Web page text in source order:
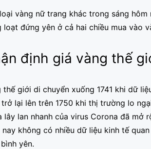
vàng nữ trang khác trong sáng hôm
loạt đứng yên ở cả hai chiều mua vào
định giá vàng thế
thế giới di chuyển xuống 1741 khi dữ
lại lên trên 1750 khi thị trường lo
lây lan nhanh của virus Corona đã
nay không có nhiều dữ liệu kinh tế
yên.